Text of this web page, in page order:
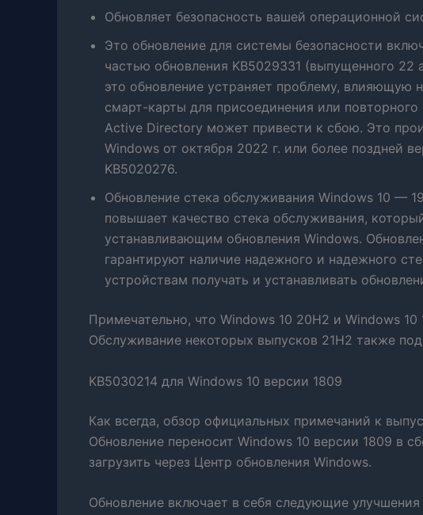
Обновляет безопасность вашей операционной
Это обновление для системы безопасности
частью обновления KB5029331 (выпущенного 22
это обновление устраняет проблему, влияющую
смарт-карты для присоединения или
Active Directory может привести к сбою. Это
Windows от октября 2022 г. или более поздней
KB5020276.
Обновление стека обслуживания Windows 10 —
повышает качество стека обслуживания,
устанавливающим обновления Windows.
гарантируют наличие надежного и надежного
устройствам получать и устанавливать
Примечательно, что Windows 10 20H2 и Windows
Обслуживание некоторых выпусков 21H2 также
KB5030214 для Windows 10 версии 1809
Как всегда, обзор официальных примечаний к
Обновление переносит Windows 10 версии 1809 в
загрузить через Центр обновления Windows.
Обновление включает в себя следующие